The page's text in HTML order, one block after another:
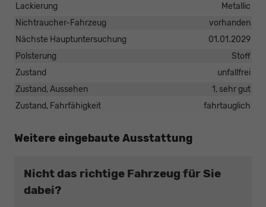
Lackierung
Metallic
Nichtraucher-Fahrzeug
vorhanden
Nächste Hauptuntersuchung
01.01.2029
Polsterung
Stoff
Zustand
unfallfrei
Zustand, Aussehen
1, sehr gut
Zustand, Fahrfähigkeit
fahrtauglich
Weitere eingebaute Ausstattung
Nicht das richtige Fahrzeug für Sie
dabei?